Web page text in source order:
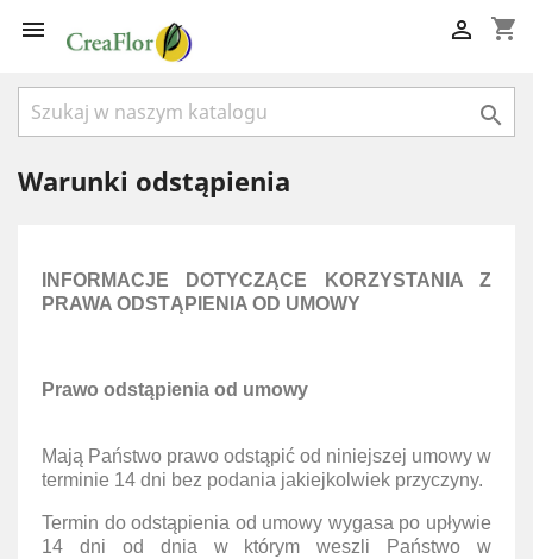
 shopping_cart


Warunki odstąpienia
INFORMACJE DOTYCZĄCE KORZYSTANIA Z
PRAWA ODSTĄPIENIA OD UMOWY
Prawo odstąpienia od umowy
Mają Państwo prawo odstąpić od niniejszej umowy w
terminie 14 dni bez podania jakiejkolwiek przyczyny.
Termin do odstąpienia od umowy wygasa po upływie
14 dni od dnia w którym weszli Państwo w